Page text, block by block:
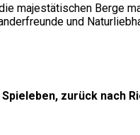
majestätischen Berge
und
zurück nach